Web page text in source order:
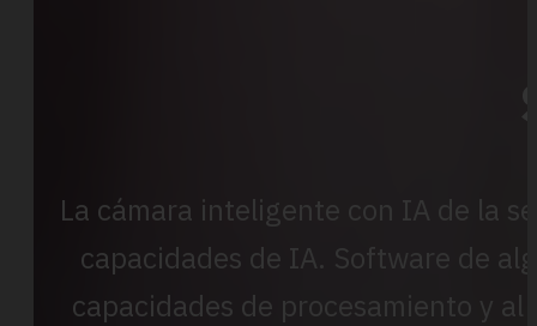
La cámara inteligente con IA de la
capacidades de IA. Software de
capacidades de procesamiento y